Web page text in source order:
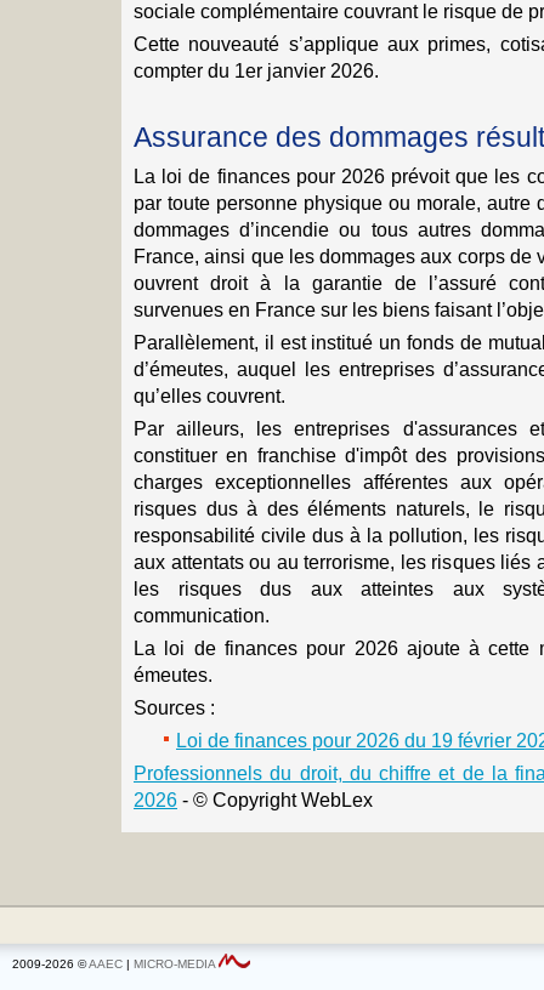
sociale complémentaire couvrant le risque de
Cette nouveauté s’applique aux primes,
compter du 1er janvier 2026.
Assurance des dommages
La loi de finances pour 2026 prévoit que les
par toute personne physique ou morale, autre
dommages d’incendie ou tous autres
France, ainsi que les dommages aux corps de
ouvrent droit à la garantie de l’assuré
survenues en France sur les biens faisant
Parallèlement, il est institué un fonds de
d’émeutes, auquel les entreprises
qu’elles couvrent.
Par ailleurs, les entreprises d'assurances
constituer en franchise d'impôt des
charges exceptionnelles afférentes aux
risques dus à des éléments naturels, le
responsabilité civile dus à la pollution, les
aux attentats ou au terrorisme, les risques liés
les risques dus aux atteintes aux
communication.
La loi de finances pour 2026 ajoute à cette
émeutes.
Sources :
Loi de finances pour 2026 du 19 février
Professionnels du droit, du chiffre et de la
2026 - © Copyright WebLex
2009-2026 ©AAEC | MICRO-MEDIA